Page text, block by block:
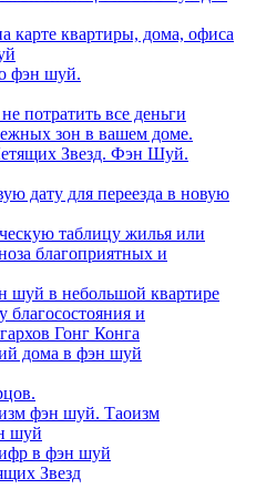
карте квартиры, дома, офиса
фэн шуй.
потратить все деньги
зон в вашем доме.
Звезд. Фэн Шуй.
дату для переезда в новую
таблицу жилья или
благоприятных и
шуй в небольшой квартире
благосостояния и
Гонг Конга
дома в фэн шуй
фэн шуй. Таоизм
шуй
в фэн шуй
Звезд